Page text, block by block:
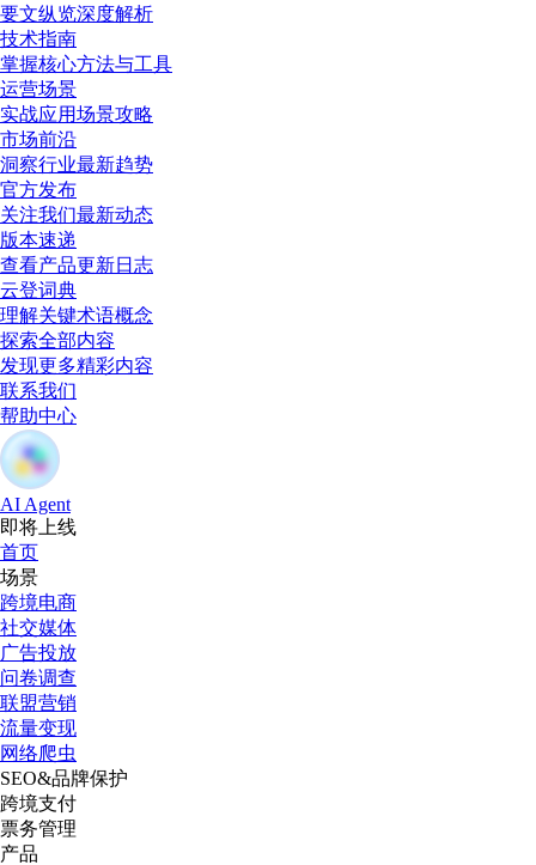
要文纵览深度解析
技术指南
掌握核心方法与工具
运营场景
实战应用场景攻略
市场前沿
洞察行业最新趋势
官方发布
关注我们最新动态
版本速递
查看产品更新日志
云登词典
理解关键术语概念
探索全部内容
发现更多精彩内容
联系我们
帮助中心
AI Agent
即将上线
首页
场景
跨境电商
社交媒体
广告投放
问卷调查
联盟营销
流量变现
网络爬虫
SEO&品牌保护
跨境支付
票务管理
产品